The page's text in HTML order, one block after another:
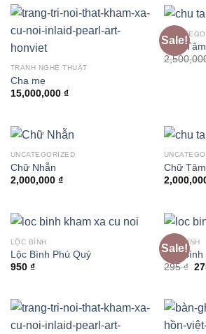
TRANH NGHỆ THUẬT
Cha mẹ
15,000,000 ₫
Sale!
Chữ Tâm
UNCATEGORIZED
Chữ Nhẫn
2,000,000 ₫
Chữ Tâm
LỘC BÌNH
Lộc Bình Phú Quý
950 ₫
Sale!
LỘC BÌNH
Lộc Bình
295₫